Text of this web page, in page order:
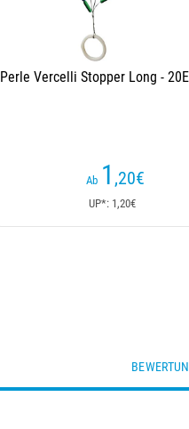
Perle Vercelli Stopper Long -
Ab 1 ,20€
UP*: 1,20€